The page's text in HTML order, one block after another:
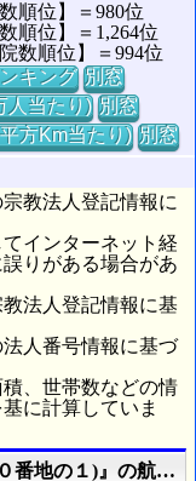
順位】＝980位
順位】＝1,264位
数順位】＝994位
キング 別窓
人当たり) 別窓
方Km当たり) 別窓
教法人登記情報に
インターネット経
りがある場合があ
法人登記情報に基
人番号情報に基づ
、世帯数などの情
に計算していま
番地の１)』の航空